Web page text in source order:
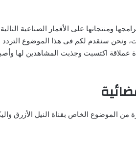
ومنتجاتها على الأقمار الصناعية
سنقدم لكم فى هذا الموضوع التردد
عملاقة اكتسبت وجذبت المشاهدين لها
من الموضوع الخاص بقناة النيل الأزرق